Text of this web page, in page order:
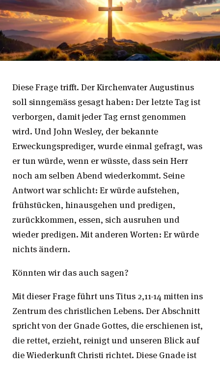
Diese Frage trifft. Der Kirchenvater Augustinus
soll sinngemäss gesagt haben: Der letzte Tag ist
verborgen, damit jeder Tag ernst genommen
wird. Und John Wesley, der bekannte
Erweckungsprediger, wurde einmal gefragt, was
er tun würde, wenn er wüsste, dass sein Herr
noch am selben Abend wiederkommt. Seine
Antwort war schlicht: Er würde aufstehen,
frühstücken, hinausgehen und predigen,
zurückkommen, essen, sich ausruhen und
wieder predigen. Mit anderen Worten: Er würde
nichts ändern.
Könnten wir das auch sagen?
Mit dieser Frage führt uns Titus 2,11-14 mitten ins
Zentrum des christlichen Lebens. Der Abschnitt
spricht von der Gnade Gottes, die erschienen ist,
die rettet, erzieht, reinigt und unseren Blick auf
die Wiederkunft Christi richtet. Diese Gnade ist